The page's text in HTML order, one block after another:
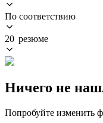
По соответствию
20 резюме
Ничего не
Попробуйте изменить